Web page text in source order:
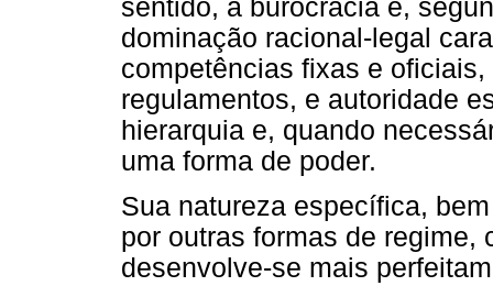
sentido, a burocracia é,
dominação racional-legal
competências fixas e
regulamentos, e autoridade
hierarquia e, quando
uma forma de poder.
Sua natureza específica,
por outras formas de regime,
desenvolve-se mais